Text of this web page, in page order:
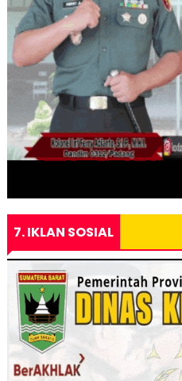
7. IKLAN SOSIAL